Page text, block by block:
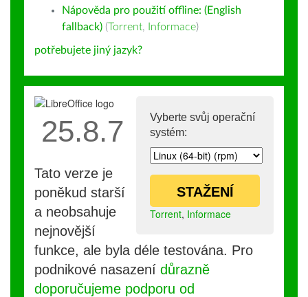
Nápověda pro použití offline: (English
fallback) (Torrent, Informace)
potřebujete jiný jazyk?
Vyberte svůj operační
systém:
STAŽENÍ
Torrent, Informace
25.8.7
Tato verze je
poněkud starší
a neobsahuje
nejnovější
funkce, ale byla déle testována. Pro
podnikové nasazení důrazně
doporučujeme podporu od